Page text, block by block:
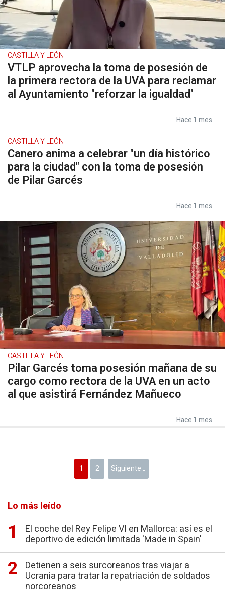
CASTILLA Y LEÓN
VTLP aprovecha la toma de posesión de
la primera rectora de la UVA para reclamar
al Ayuntamiento "reforzar la igualdad"
Hace 1 mes
CASTILLA Y LEÓN
Canero anima a celebrar "un día histórico
para la ciudad" con la toma de posesión
de Pilar Garcés
Hace 1 mes
CASTILLA Y LEÓN
Pilar Garcés toma posesión mañana de su
cargo como rectora de la UVA en un acto
al que asistirá Fernández Mañueco
Hace 1 mes
1 2 Siguiente
Lo más leído
El coche del Rey Felipe VI en Mallorca: así es el
deportivo de edición limitada 'Made in Spain'
Detienen a seis surcoreanos tras viajar a
Ucrania para tratar la repatriación de soldados
norcoreanos